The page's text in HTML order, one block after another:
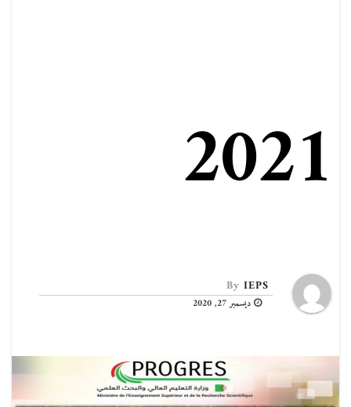
2021
By IEPS
ديسمبر 27, 2020